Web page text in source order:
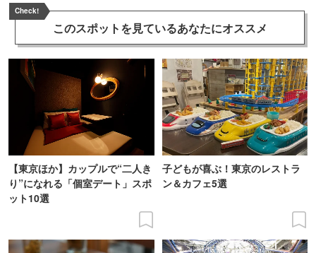
Check!
このスポットを見ているあなたにオススメ
【東京ほか】カップルで“二人き
り”になれる「個室デート」スポ
ット10選
子どもが喜ぶ！東京のレストラ
ン＆カフェ5選